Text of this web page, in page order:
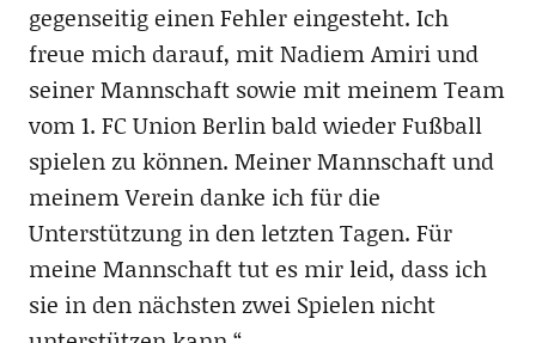
gegenseitig einen Fehler eingesteht. Ich
freue mich darauf, mit Nadiem Amiri und
seiner Mannschaft sowie mit meinem Team
vom 1. FC Union Berlin bald wieder Fußball
spielen zu können. Meiner Mannschaft und
meinem Verein danke ich für die
Unterstützung in den letzten Tagen. Für
meine Mannschaft tut es mir leid, dass ich
sie in den nächsten zwei Spielen nicht